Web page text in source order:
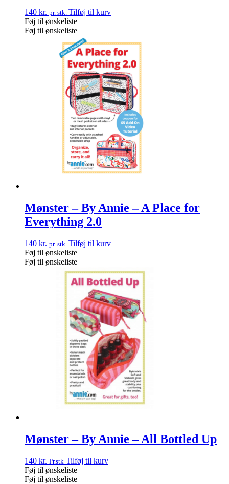
140 kr. pr. stk. Tilføj til kurv
Føj til ønskeliste
Føj til ønskeliste
Mønster – By Annie – A Place for
Everything 2.0
140 kr. pr. stk. Tilføj til kurv
Føj til ønskeliste
Føj til ønskeliste
Mønster – By Annie – All Bottled Up
140 kr. Pr.stk Tilføj til kurv
Føj til ønskeliste
Føj til ønskeliste